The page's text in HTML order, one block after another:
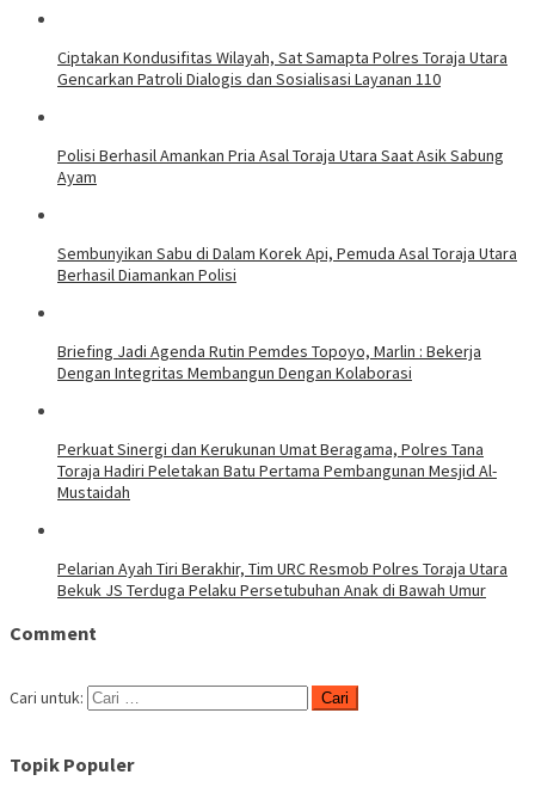
Ciptakan Kondusifitas Wilayah, Sat Samapta Polres Toraja Utara
Gencarkan Patroli Dialogis dan Sosialisasi Layanan 110
Polisi Berhasil Amankan Pria Asal Toraja Utara Saat Asik Sabung
Ayam
Sembunyikan Sabu di Dalam Korek Api, Pemuda Asal Toraja Utara
Berhasil Diamankan Polisi
Briefing Jadi Agenda Rutin Pemdes Topoyo, Marlin : Bekerja
Dengan Integritas Membangun Dengan Kolaborasi
Perkuat Sinergi dan Kerukunan Umat Beragama, Polres Tana
Toraja Hadiri Peletakan Batu Pertama Pembangunan Mesjid Al-
Mustaidah
Pelarian Ayah Tiri Berakhir, Tim URC Resmob Polres Toraja Utara
Bekuk JS Terduga Pelaku Persetubuhan Anak di Bawah Umur
Comment
Cari untuk:
Topik Populer